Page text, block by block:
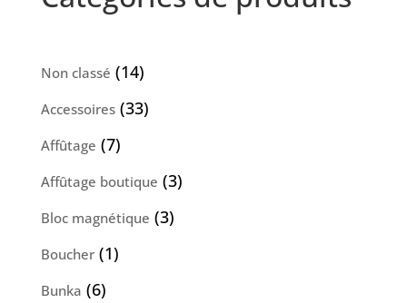
Non classé 1414
produits
Accessoires 3333
Affûtage 77
produits
Affûtage boutique 33
Bloc magnétique 33
Boucher 11
Bunka 66